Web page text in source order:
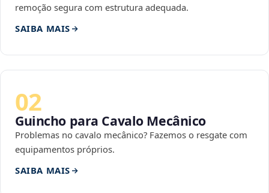
remoção segura com estrutura adequada.
SAIBA MAIS
02
Guincho para Cavalo Mecânico
Problemas no cavalo mecânico? Fazemos o resgate com
equipamentos próprios.
SAIBA MAIS